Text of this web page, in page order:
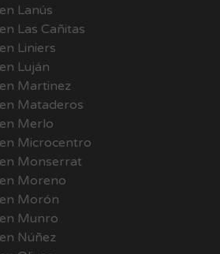
Lanús
Las Cañitas
Liniers
Luján
Martinez
Mataderos
Merlo
Microcentro
Monserrat
Moreno
Morón
Munro
Núñez